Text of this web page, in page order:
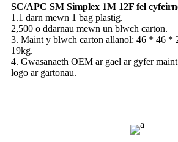
SC/APC SM Simplex 1M 12F fel
1.1 darn mewn 1 bag plastig.
2,500 o ddarnau mewn un blwch carton.
3. Maint y blwch carton allanol: 46 * 46 *
19kg.
4. Gwasanaeth OEM ar gael ar gyfer
logo ar gartonau.